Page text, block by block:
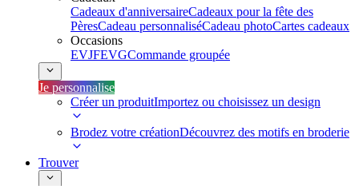
Cadeaux d'anniversaireCadeaux pour la fête des
PèresCadeau personnaliséCadeau photoCartes cadeaux
Occasions
EVJFEVGCommande groupée
Je personnalise
Créer un produitImportez ou choisissez un design
Brodez votre créationDécouvrez des motifs en broderie
Trouver